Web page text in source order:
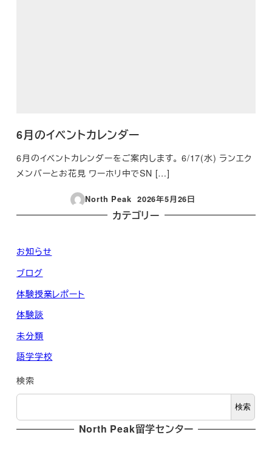
6月のイベントカレンダー
6月のイベントカレンダーをご案内します。 6/17(水) ランエク
メンバーとお花見 ワーホリ中でSN […]
North Peak
投稿日
2026年5月26日
カテゴリー
お知らせ
ブログ
体験授業レポート
体験談
未分類
語学学校
検索
検索
North Peak留学センター